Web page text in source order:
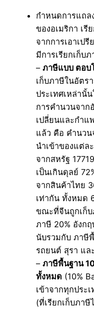
กำหนดการแถล
ของอเมริกา เรี
จากการเอาเป
มีการเรียกเก็บภ
– ภาษีแบบ ตอ
เก็บภาษีในอัตร
ประเทศเหล่านั้
การคำนวนจาก
เปลี่ยนและกำแ
แล้ว คือ คำนวน
นำเข้าของแต่ล
จากสหรัฐ
เป็นเกินดุลย์
จากสินค้าไทย
เท่ากัน ทั้งหมด
ขณะที่จีนถูกเก็บ
ภาษี 20% อังกฤ
นับรวมกับ ภาษี
รถยนต์ สุรา แล
– ภาษีพื้นฐาน
ทั้งหมด (10%
เข้าจากทุกประ
(ที่เรียกเก็บภา